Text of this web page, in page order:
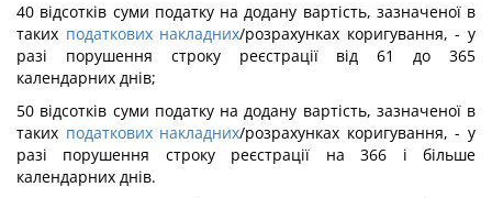
40 відсотків суми податку на додану вартість, зазначеної в
таких податкових накладних/розрахунках коригування, - у
разі порушення строку реєстрації від 61 до 365
календарних днів;
50 відсотків суми податку на додану вартість, зазначеної в
таких податкових накладних/розрахунках коригування, - у
разі порушення строку реєстрації на 366 і більше
календарних днів.